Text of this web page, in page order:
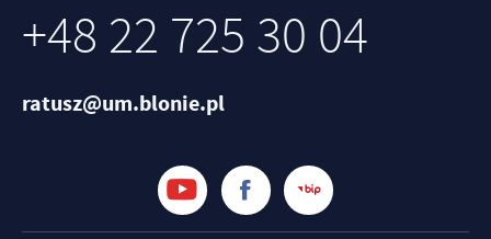
+48 22 725 30 04
ratusz@um.blonie.pl